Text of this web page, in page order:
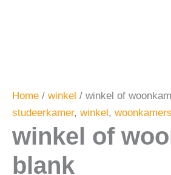
Home / winkel / winkel of
studeerkamer, winkel, woonkamers
winkel of
blank